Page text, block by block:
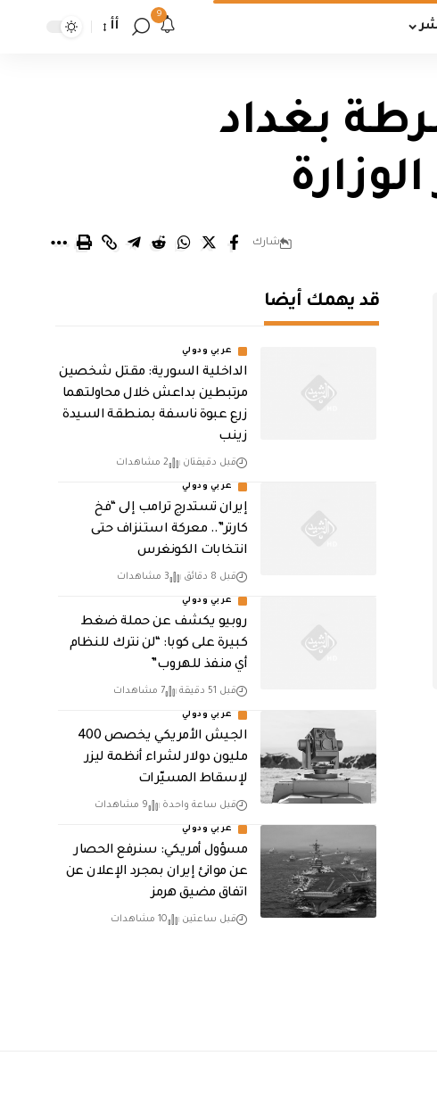
9
أأ
بغداد
شارك
قد يهمك أيضا
عربي ودولي
الداخلية السورية: مقتل شخصين
مرتبطين بداعش خلال محاولتهما
زرع عبوة ناسفة بمنطقة السيدة
زينب
قبل دقيقتان 2 مشاهدات
عربي ودولي
إيران تستدرج ترامب إلى “فخ
كارتر”.. معركة استنزاف حتى
انتخابات الكونغرس
قبل 8 دقائق 3 مشاهدات
عربي ودولي
روبيو يكشف عن حملة ضغط
كبيرة على كوبا: “لن نترك للنظام
أي منفذ للهروب”
قبل 51 دقيقة 7 مشاهدات
عربي ودولي
الجيش الأمريكي يخصص 400
مليون دولار لشراء أنظمة ليزر
لإسقاط المسيّرات
قبل ساعة واحدة 9 مشاهدات
عربي ودولي
مسؤول أمريكي: سنرفع الحصار
عن موانئ إيران بمجرد الإعلان عن
اتفاق مضيق هرمز
قبل ساعتين 10 مشاهدات